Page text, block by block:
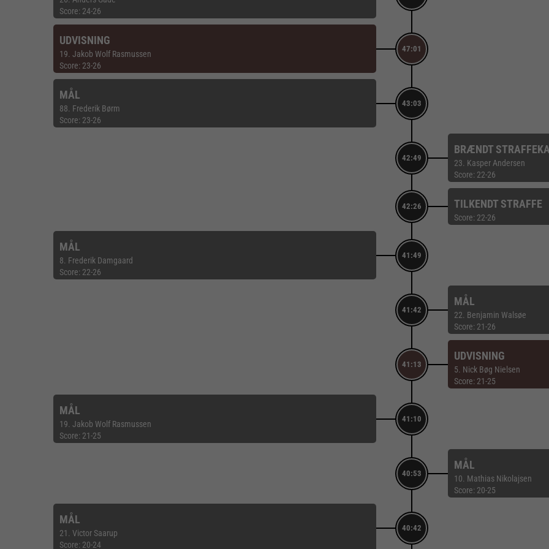
Score: 24-26
47:01
UDVISNING
19. Jakob Wolf Rasmussen
Score: 23-26
43:03
MÅL
88. Frederik Børm
Score: 23-26
42:49
BRÆNDT
23. Kasper Andersen
Score: 22-26
42:26 TILKENDT STRAFFE
Score: 22-26
41:49
MÅL
8. Frederik Damgaard
Score: 22-26
41:42
MÅL
22. Benjamin Walsøe
Score: 21-26
41:13
UDVISNING
5. Nick Bøg Nielsen
Score: 21-25
41:10
MÅL
19. Jakob Wolf Rasmussen
Score: 21-25
40:53
MÅL
10. Mathias Nikolajsen
Score: 20-25
40:42
MÅL
21. Victor Saarup
Score: 20-24